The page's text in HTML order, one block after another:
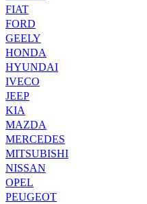
FIAT
FORD
GEELY
HONDA
HYUNDAI
IVECO
JEEP
KIA
MAZDA
MERCEDES
MITSUBISHI
NISSAN
OPEL
PEUGEOT